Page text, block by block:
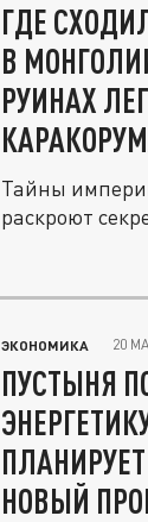
ГДЕ
В
РУИНАХ
Тайны
раскроют
ЭКОНОМИКА 20
ПУСТЫНЯ
НОВЫЙ